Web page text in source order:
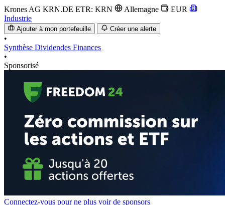
Krones AG KRN.DE ETR: KRN Allemagne
EUR
Industrie
Ajouter à mon portefeuille Créer une alerte
•
Synthèse Dividendes Finances
•
Sponsorisé
Connectez-vous pour ne plus voir de sponsors